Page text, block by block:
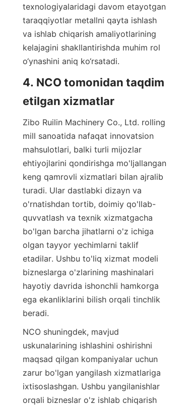
texnologiyalaridagi davom etayotgan
taraqqiyotlar metallni qayta ishlash
va ishlab chiqarish amaliyotlarining
kelajagini shakllantirishda muhim rol
o‘ynashini aniq ko‘rsatadi.
4. NCO tomonidan taqdim
etilgan xizmatlar
Zibo Ruilin Machinery Co., Ltd. rolling
mill sanoatida nafaqat innovatsion
mahsulotlari, balki turli mijozlar
ehtiyojlarini qondirishga mo'ljallangan
keng qamrovli xizmatlari bilan ajralib
turadi. Ular dastlabki dizayn va
o'rnatishdan tortib, doimiy qo'llab-
quvvatlash va texnik xizmatgacha
bo'lgan barcha jihatlarni o'z ichiga
olgan tayyor yechimlarni taklif
etadilar. Ushbu to'liq xizmat modeli
bizneslarga o'zlarining mashinalari
hayotiy davrida ishonchli hamkorga
ega ekanliklarini bilish orqali tinchlik
beradi.
NCO shuningdek, mavjud
uskunalarining ishlashini oshirishni
maqsad qilgan kompaniyalar uchun
zarur bo'lgan yangilash xizmatlariga
ixtisoslashgan. Ushbu yangilanishlar
orqali bizneslar o'z ishlab chiqarish